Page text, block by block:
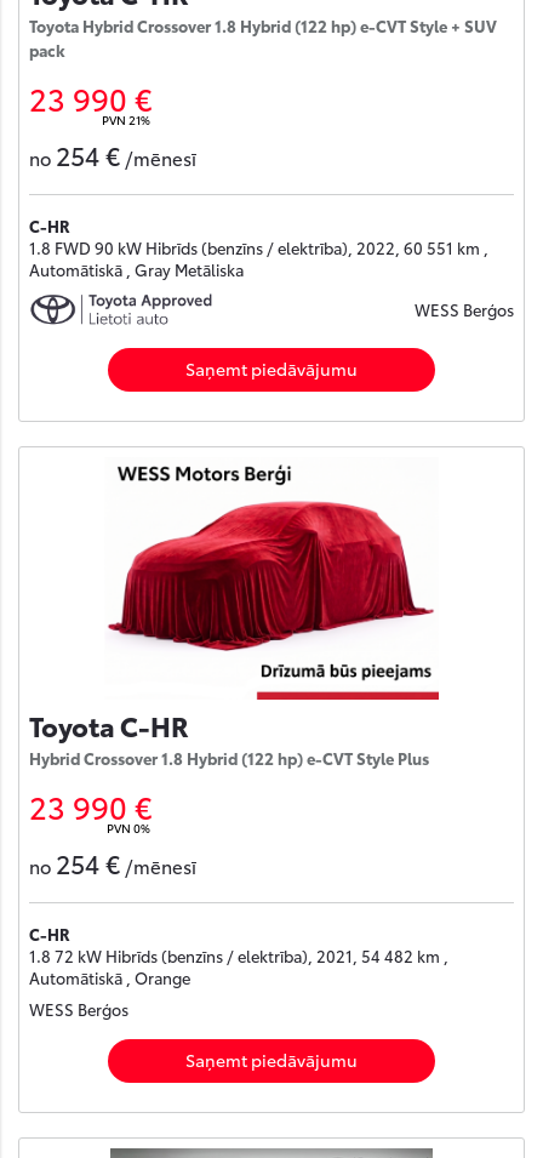
Toyota Hybrid Crossover 1.8 Hybrid (122 hp) e-CVT Style + SUV
pack
23 990 €
PVN 21%
no 254 € /mēnesī
C-HR
1.8 FWD 90 kW Hibrīds (benzīns / elektrība), 2022, 60 551 km ,
Automātiskā , Gray Metāliska
WESS Berģos
Saņemt piedāvājumu
Toyota C-HR
Hybrid Crossover 1.8 Hybrid (122 hp) e-CVT Style Plus
23 990 €
PVN 0%
no 254 € /mēnesī
C-HR
1.8 72 kW Hibrīds (benzīns / elektrība), 2021, 54 482 km ,
Automātiskā , Orange
WESS Berģos
Saņemt piedāvājumu